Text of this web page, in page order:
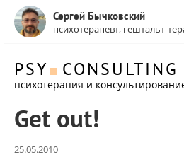
PSY CONSULTING
психотерапия и
Сергей Бычковский
психотерапевт, гештальт-
Get out!
25.05.2010